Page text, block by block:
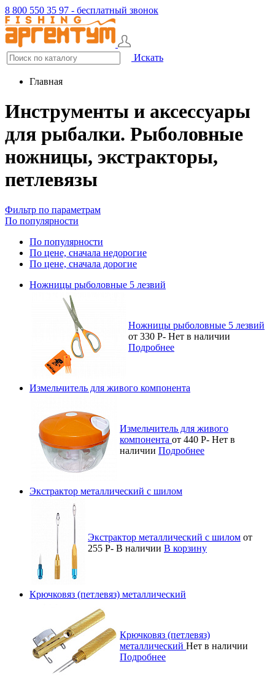
8 800 550 35 97 - бесплатный звонок
Искать
Главная
Инструменты и аксессуары
для рыбалки. Рыболовные
ножницы, экстракторы,
петлевязы
Фильтр по параметрам
По популярности
По популярности
По цене, сначала недорогие
По цене, сначала дорогие
Ножницы рыболовные 5 лезвий
Ножницы рыболовные 5 лезвий
от 330 Р- Нет в наличии
Подробнее
Измельчитель для живого компонента
Измельчитель для живого
компонента от 440 Р- Нет в
наличии Подробнее
Экстрактор металлический с шилом
Экстрактор металлический с шилом от
255 Р- В наличии В корзину
Крючковяз (петлевяз) металлический
Крючковяз (петлевяз)
металлический Нет в наличии
Подробнее